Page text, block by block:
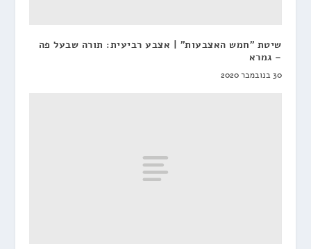
שיטת "חמש האצבעות" | אצבע רביעית: תורה שבעל פה
– גמרא
30 בנובמבר 2020